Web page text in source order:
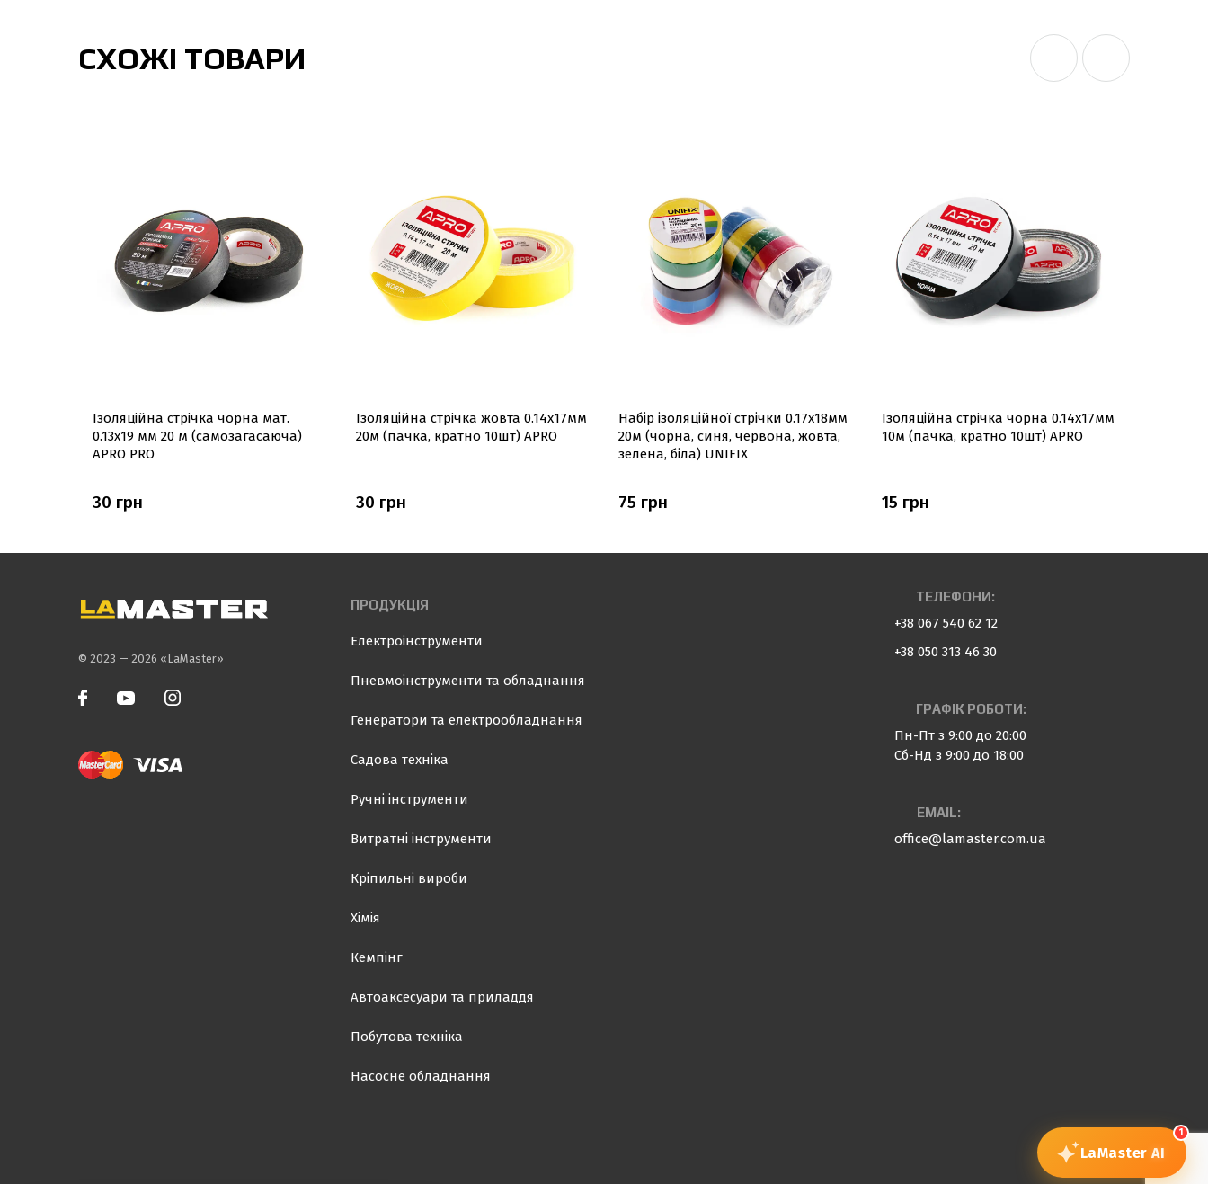
СХОЖІ ТОВАРИ
Ізоляцiйна стрiчка чорна мат.
0.13х19 мм 20 м (самозагасаюча)
APRO PRO
30 грн
Ізоляційна стрiчка жовта 0.14х17мм
20м (пачка, кратно 10шт) APRO
30 грн
Набір ізоляційної стрічки 0.17х18мм
20м (чорна, синя, червона, жовта,
зелена, біла) UNIFIX
75 грн
Ізоляційна стрiчка чорна 0.14х17мм
10м (пачка, кратно 10шт) APRO
15 грн
© 2023 — 2026 «LaMaster»
ПРОДУКЦІЯ
Електроінструменти
Пневмоінструменти та обладнання
Генератори та електрообладнання
Садова техніка
Ручні інструменти
Витратні інструменти
Кріпильні вироби
Хімія
Кемпінг
Автоаксесуари та приладдя
Побутова техніка
Насосне обладнання
ТЕЛЕФОНИ:
+38 067 540 62 12
+38 050 313 46 30
ГРАФІК РОБОТИ:
Пн-Пт з 9:00 до 20:00
Сб-Нд з 9:00 до 18:00
EMAIL:
office@lamaster.com.ua
1
LaMaster AI